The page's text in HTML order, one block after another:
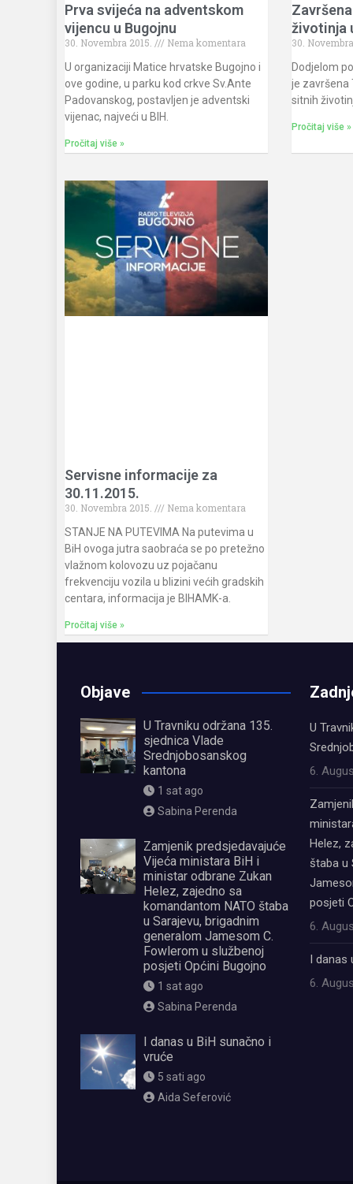
Prva svijeća na adventskom
vijencu u Bugojnu
30. Novembra 2015.
Nema komentara
U organizaciji Matice hrvatske Bugojno i
ove godine, u parku kod crkve Sv.Ante
Padovanskog, postavljen je adventski
vijenac, najveći u BIH.
Pročitaj više »
životinja
30. Novembra
Dodjelom
je završena
sitnih
Pročitaj više »
Servisne informacije za
30.11.2015.
30. Novembra 2015.
Nema komentara
STANJE NA PUTEVIMA Na putevima u
BiH ovoga jutra saobraća se po pretežno
vlažnom kolovozu uz pojačanu
frekvenciju vozila u blizini većih gradskih
centara, informacija je BIHAMK-a.
Pročitaj više »
Objave
U Travniku održana 135.
sjednica Vlade
Srednjobosanskog
kantona
1 sat ago
Sabina Perenda
Zamjenik predsjedavajuće
Vijeća ministara BiH i
ministar odbrane Zukan
Helez, zajedno sa
komandantom NATO štaba
u Sarajevu, brigadnim
generalom Jamesom C.
Fowlerom u službenoj
posjeti Općini Bugojno
1 sat ago
Sabina Perenda
I danas u BiH sunačno i
vruće
5 sati ago
Aida Seferović
U
6.
Helez,
štaba u
posjeti
6.
I danas
6.